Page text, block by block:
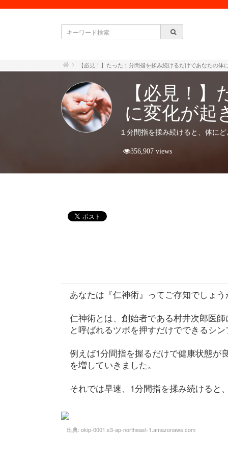
【必見！】たった１分間指を揉み続けるだけであなたの体
【必見！
に変化が起
１分間指を揉み続けると、体に
356,907 views
あなたは『仁神術』ってご存知でしょう
仁神術とは、創始者である村井次郎医
と呼ばれるツボを押すだけでできるシ
例えば1分間指を握るだけで健康状態が
を増していきました。
それでは早速、1分間指を揉み続けると
出典: okip-0001.s3-ap-northeast-1.amazonaws.com